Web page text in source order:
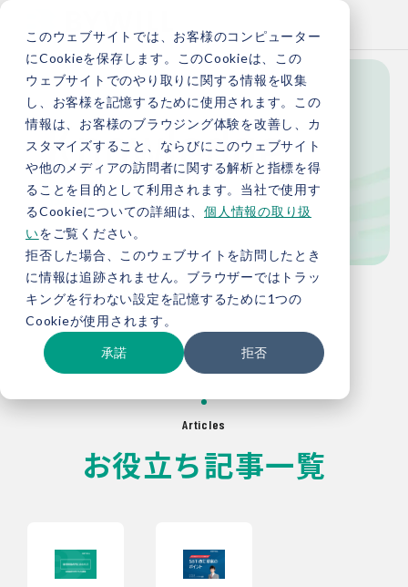
このウェブサイトでは、お客様のコンピューター
にCookieを保存します。このCookieは、この
ウェブサイトでのやり取りに関する情報を収集
し、お客様を記憶するために使用されます。この
情報は、お客様のブラウジング体験を改善し、カ
スタマイズすること、ならびにこのウェブサイト
や他のメディアの訪問者に関する解析と指標を得
ることを目的として利用されます。当社で使用す
るCookieについての詳細は、 個人情報の取り扱
いをご覧ください。
拒否した場合、このウェブサイトを訪問したとき
に情報は追跡されません。ブラウザーではトラッ
キングを行わない設定を記憶するために1つの
Cookieが使用されます。
承諾 拒否
Knowledge
お役立ち情報
TOP お役立ち情報
Articles
お役立ち記事一覧